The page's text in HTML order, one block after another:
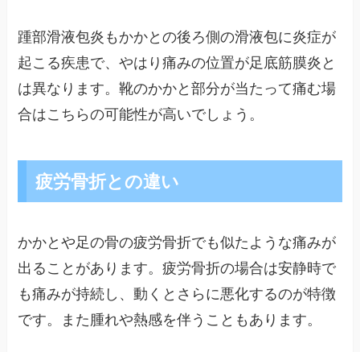
踵部滑液包炎もかかとの後ろ側の滑液包に炎症が
起こる疾患で、やはり痛みの位置が足底筋膜炎と
は異なります。靴のかかと部分が当たって痛む場
合はこちらの可能性が高いでしょう。
疲労骨折との違い
かかとや足の骨の疲労骨折でも似たような痛みが
出ることがあります。疲労骨折の場合は安静時で
も痛みが持続し、動くとさらに悪化するのが特徴
です。また腫れや熱感を伴うこともあります。